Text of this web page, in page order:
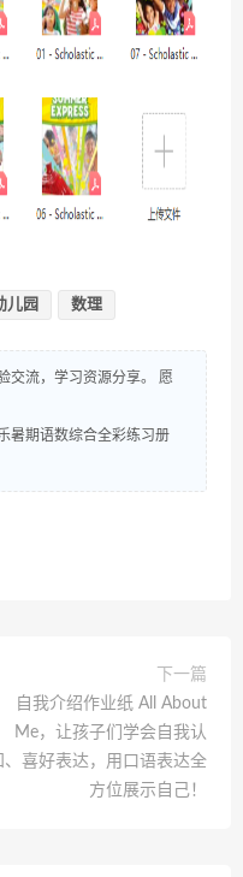
儿园 数理
交流，学习资源分享。 愿
暑期语数综合全彩练习册
下一篇
自我介绍作业纸 All About
Me，让孩子们学会自我认
、喜好表达，用口语表达全
方位展示自己！